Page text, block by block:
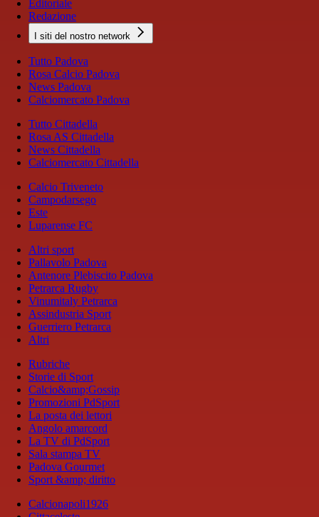
Editoriale
Redazione
I siti del nostro network
Tutto Padova
Rosa Calcio Padova
News Padova
Calciomercato Padova
Tutto Cittadella
Rosa AS Cittadella
News Cittadella
Calciomercato Cittadella
Calcio Triveneto
Campodarsego
Este
Luparense FC
Altri sport
Pallavolo Padova
Antenore Plebiscito Padova
Petrarca Rugby
Vinumitaly Petrarca
Assindustria Sport
Guerriero Petrarca
Altri
Rubriche
Storie di Sport
Calcio&amp;Gossip
Promozioni PdSport
La posta dei lettori
Angolo amarcord
La TV di PdSport
Sala stampa TV
Padova Gourmet
Sport &amp; diritto
Calcionapoli1926